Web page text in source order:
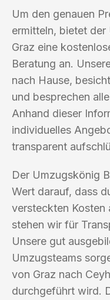
Um den genauen
ermitteln, bietet der
Graz eine
Beratung an.
nach Hause,
und besprechen
Anhand dieser
individuelles
transparent
Der Umzugskönig
Wert darauf, dass
versteckten Kosten
stehen wir für
Unsere gut
Umzugsteams
von Graz nach
durchgeführt wird.